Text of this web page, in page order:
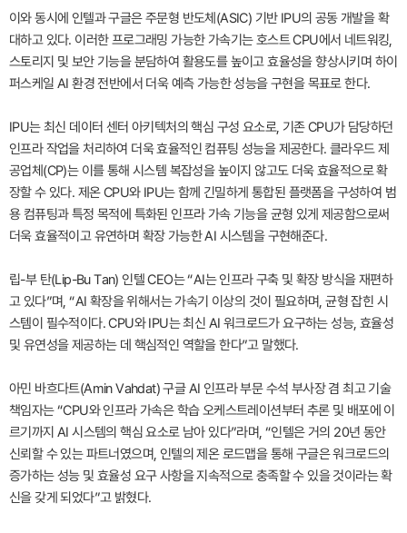
이와 동시에 인텔과 구글은 주문형 반도체(ASIC) 기반 IPU의 공동 개발을 확
대하고 있다. 이러한 프로그래밍 가능한 가속기는 호스트 CPU에서 네트워킹,
스토리지 및 보안 기능을 분담하여 활용도를 높이고 효율성을 향상시키며 하이
퍼스케일 AI 환경 전반에서 더욱 예측 가능한 성능을 구현을 목표로 한다.
IPU는 최신 데이터 센터 아키텍처의 핵심 구성 요소로, 기존 CPU가 담당하던
인프라 작업을 처리하여 더욱 효율적인 컴퓨팅 성능을 제공한다. 클라우드 제
공업체(CP)는 이를 통해 시스템 복잡성을 높이지 않고도 더욱 효율적으로 확
장할 수 있다. 제온 CPU와 IPU는 함께 긴밀하게 통합된 플랫폼을 구성하여 범
용 컴퓨팅과 특정 목적에 특화된 인프라 가속 기능을 균형 있게 제공함으로써
더욱 효율적이고 유연하며 확장 가능한 AI 시스템을 구현해준다.
립-부 탄(Lip-Bu Tan) 인텔 CEO는 “AI는 인프라 구축 및 확장 방식을 재편하
고 있다”며, “AI 확장을 위해서는 가속기 이상의 것이 필요하며, 균형 잡힌 시
스템이 필수적이다. CPU와 IPU는 최신 AI 워크로드가 요구하는 성능, 효율성
및 유연성을 제공하는 데 핵심적인 역할을 한다”고 말했다.
아민 바흐다트(Amin Vahdat) 구글 AI 인프라 부문 수석 부사장 겸 최고 기술
책임자는 “CPU와 인프라 가속은 학습 오케스트레이션부터 추론 및 배포에 이
르기까지 AI 시스템의 핵심 요소로 남아 있다”라며, “인텔은 거의 20년 동안
신뢰할 수 있는 파트너였으며, 인텔의 제온 로드맵을 통해 구글은 워크로드의
증가하는 성능 및 효율성 요구 사항을 지속적으로 충족할 수 있을 것이라는 확
신을 갖게 되었다”고 밝혔다.